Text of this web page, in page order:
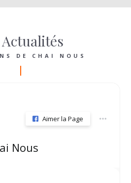
DE CHAI NOUS
Aimer la Page
Nous